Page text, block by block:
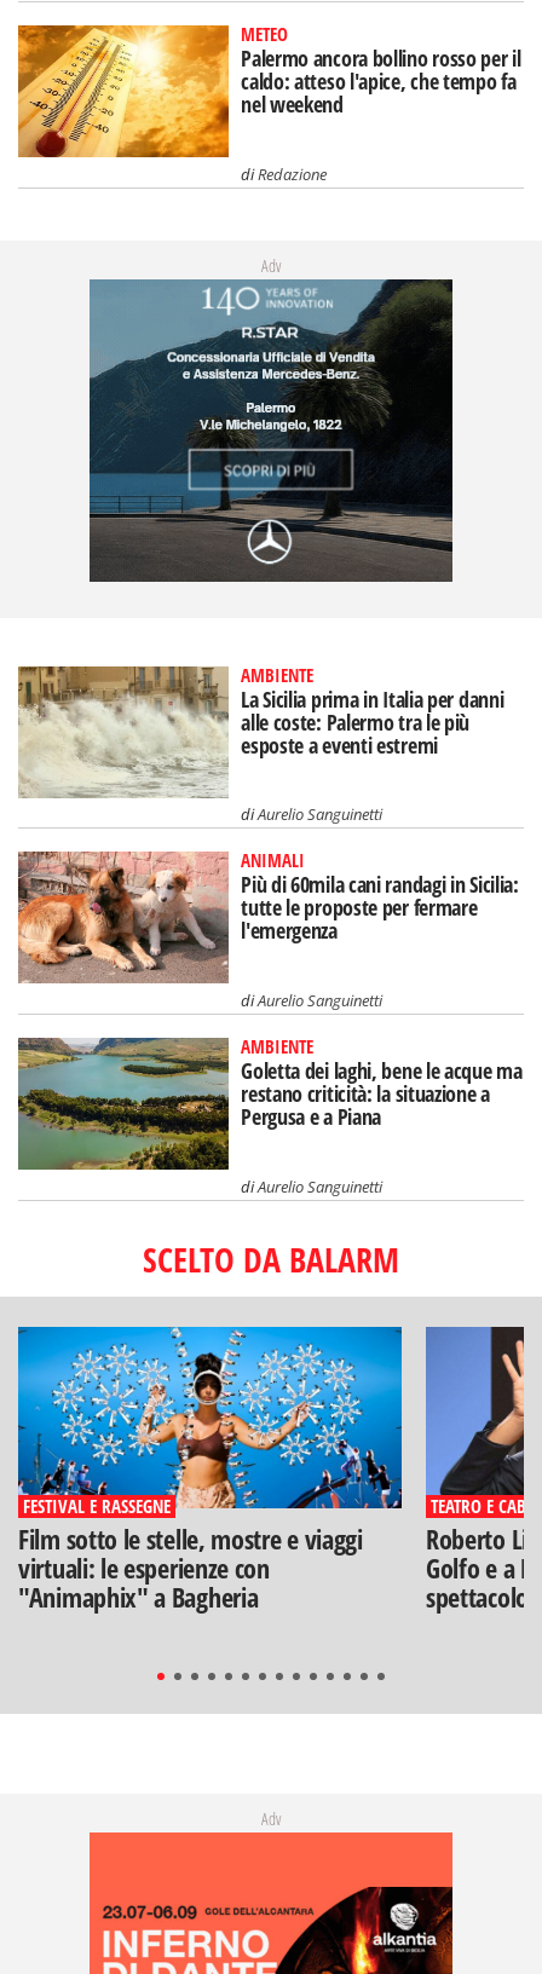
METEO
Palermo ancora bollino rosso per il
caldo: atteso l'apice, che tempo fa
nel weekend
diRedazione
Adv
AMBIENTE
La Sicilia prima in Italia per danni
alle coste: Palermo tra le più
esposte a eventi estremi
diAurelio Sanguinetti
ANIMALI
Più di 60mila cani randagi in Sicilia:
tutte le proposte per fermare
l'emergenza
diAurelio Sanguinetti
AMBIENTE
Goletta dei laghi, bene le acque ma
restano criticità: la situazione a
Pergusa e a Piana
diAurelio Sanguinetti
SCELTO DA BALARM
FESTIVAL E RASSEGNE
Film sotto le stelle, mostre e viaggi
virtuali: le esperienze con
"Animaphix" a Bagheria
TEATRO E
Roberto
Golfo e a
spettacolo"
Adv